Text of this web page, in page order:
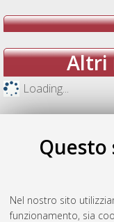
Nel nostro sito
funzionamento, sia
Altri
Loading...